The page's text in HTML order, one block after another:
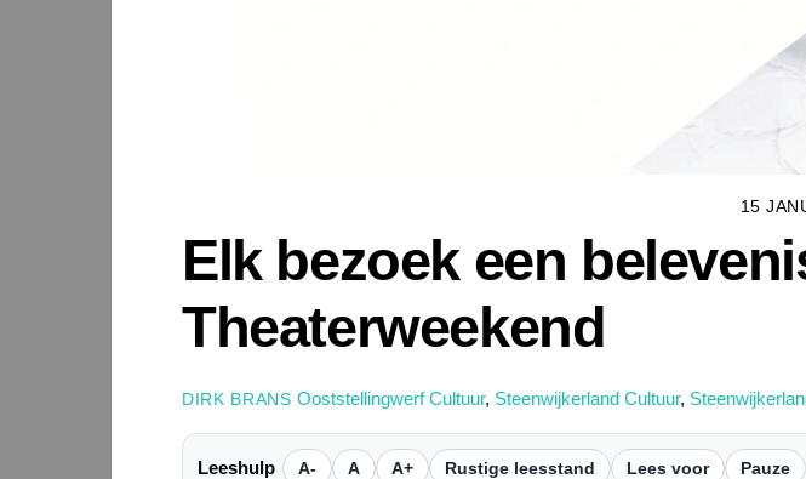
15
Elk bezoek een
Theaterweekend
DIRK BRANS Ooststellingwerf Cultuur, Steenwijkerland Cultuur,
Leeshulp A- A A+ Rustige leesstand Lees voor Pauze